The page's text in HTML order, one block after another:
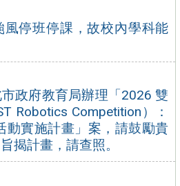
風停班停課，故校內學科能
政府教育局辦理「2026 雙
Robotics Competition）：
動實施計畫」案，請鼓勵貴
揭計畫，請查照。